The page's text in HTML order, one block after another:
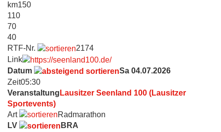
km150
110
70
40
RTF-Nr.
2174
Link
Datum
Sa 04.07.2026
Zeit05:30
Veranstaltung Lausitzer Seenland 100 (Lausitzer
Sportevents)
Art
Radmarathon
LV
BRA